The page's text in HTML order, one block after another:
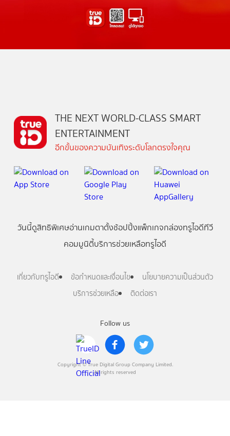
Follow us
Copyright © True Digital Group Company Limited.
All rights reserved
THE NEXT WORLD-CLASS SMART
ENTERTAINMENT
อีกขั้นของความบันเทิงระดับโลกตรงใจคุณ
วันนี้ดูสิทธิพิเศษอ่านเกมตาตั้งช้อปปิ้งแพ็กเกจกล่องทรูไอดีทีวี
คอมมูนิตี้บริการช่วยเหลือทรูไอดี
เกี่ยวกับทรูไอดี ข้อกำหนดและเงื่อนไข
นโยบายความเป็นส่วนตัว
บริการช่วยเหลือ
ติดต่อเรา